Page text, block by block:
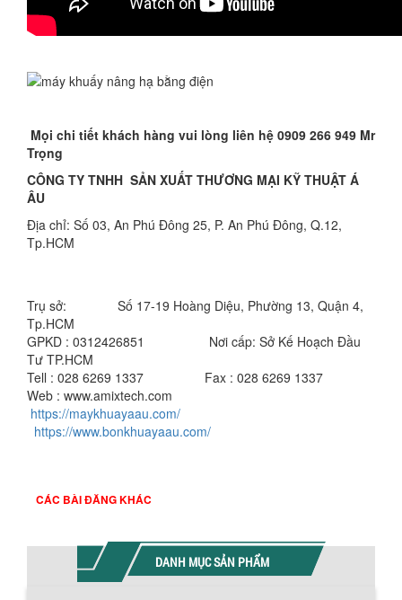
Mọi chi tiết khách hàng vui lòng liên hệ 0909 266 949 Mr
Trọng
CÔNG TY TNHH SẢN XUẤT THƯƠNG MẠI KỸ THUẬT Á
ÂU
Địa chỉ: Số 03, An Phú Đông 25, P. An Phú Đông, Q.12,
Tp.HCM
Trụ sở:
Số 17-19 Hoàng Diệu, Phường 13, Quận 4,
Tp.HCM
GPKD : 0312426851 Nơi cấp: Sở Kế Hoạch Đầu
Tư TP.HCM
Tell : 028 6269 1337 Fax : 028 6269 1337
Web : www.amixtech.com
https://maykhuayaau.com/
https://www.bonkhuayaau.com/
CÁC BÀI ĐĂNG KHÁC
DANH MỤC SẢN PHẨM